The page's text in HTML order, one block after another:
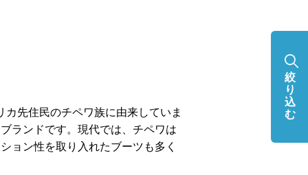
先住民のチペワ族に由来していま
ランドです。現代では、チペワは
ョン性を取り入れたブーツも多く
絞
り
込
む